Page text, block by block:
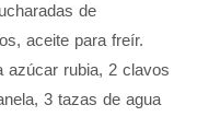
de
aceite para freír.
azúcar rubia, 2 clavos
3 tazas de agua